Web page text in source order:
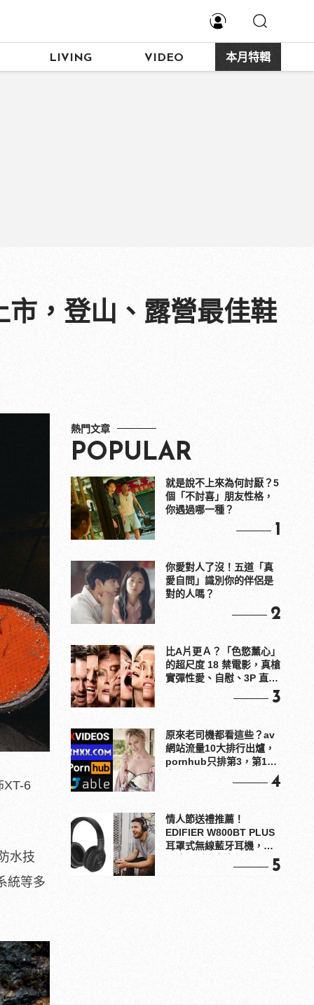
LIVING VIDEO 本月特輯
，登山、露營最佳鞋
XT-6
水技
統等多
熱門文章
POPULAR
就是說不上來為何討厭？5
個「不討喜」朋友性格，
你遇過哪一種？
1
你愛對人了沒！五道「真
愛自問」識別你的伴侶是
對的人嗎？
2
比A片更Ａ？「色慾薰心」
的超尺度 18 禁電影，真槍
實彈性愛、自慰、3P 直接
3
原來老司機都看這些？av
網站流量10大排行出爐，
pornhub只排第3，第1名
4
情人節送禮推薦！
EDIFIER W800BT PLUS
耳罩式無線藍牙耳機，在
5